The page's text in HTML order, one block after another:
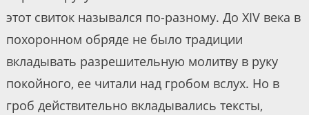
этот свиток назывался по-разному. До XIV века в
похоронном обряде не было традиции
вкладывать разрешительную молитву в руку
покойного, ее читали над гробом вслух. Но в
гроб действительно вкладывались тексты,